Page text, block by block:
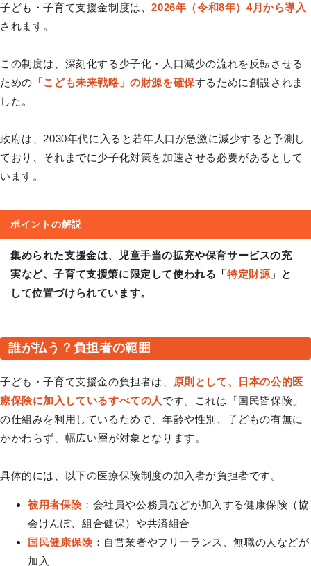
子ども・子育て支援金制度は、2026年（令和8年）4月から導入
されます。
この制度は、深刻化する少子化・人口減少の流れを反転させる
ための 「こども未来戦略」の財源を確保するために創設されま
した。
政府は、2030年代に入ると若年人口が急激に減少すると予測し
ており、それまでに少子化対策を加速させる必要があるとして
います。
ポイントの解説
集められた支援金は、児童手当の拡充や保育サービスの充
実など、子育て支援策に限定して使われる「特定財源 」と
して位置づけられています。
誰が払う？負担者の範囲
子ども・子育て支援金の負担者は、
原則として、日本の公的医
療保険に加入しているすべての人 です。これは「国民皆保険」
の仕組みを利用しているためで、年齢や性別、子どもの有無に
かかわらず、幅広い層が対象となります。
具体的には、以下の医療保険制度の加入者が負担者です。
被用者保険 ：会社員や公務員などが加入する健康保険（協
会けんぽ、組合健保）や共済組合
国民健康保険：自営業者やフリーランス、無職の人などが
加入